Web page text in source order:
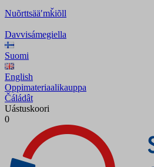
Nuõrttsääʹmǩiõll
Davvisámegiella
Suomi
English
Oppimateriaalikauppa
Čáládât
Uástuskoori
0